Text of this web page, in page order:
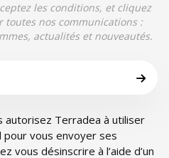
les conditions, et cliquez
toutes nos communications :
actualités et nouveautés.
autorisez Terradea à utiliser
vous envoyer ses
vous désinscrire à l’aide d’un